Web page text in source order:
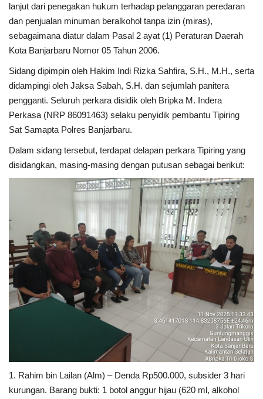
lanjut dari penegakan hukum terhadap pelanggaran peredaran
dan penjualan minuman beralkohol tanpa izin (miras),
sebagaimana diatur dalam Pasal 2 ayat (1) Peraturan Daerah
Kota Banjarbaru Nomor 05 Tahun 2006.
Sidang dipimpin oleh Hakim Indi Rizka Sahfira, S.H., M.H., serta
didampingi oleh Jaksa Sabah, S.H. dan sejumlah panitera
pengganti. Seluruh perkara disidik oleh Bripka M. Indera
Perkasa (NRP 86091463) selaku penyidik pembantu Tipiring
Sat Samapta Polres Banjarbaru.
Dalam sidang tersebut, terdapat delapan perkara Tipiring yang
disidangkan, masing-masing dengan putusan sebagai berikut:
1. Rahim bin Lailan (Alm) – Denda Rp500.000, subsider 3 hari
kurungan. Barang bukti: 1 botol anggur hijau (620 ml, alkohol